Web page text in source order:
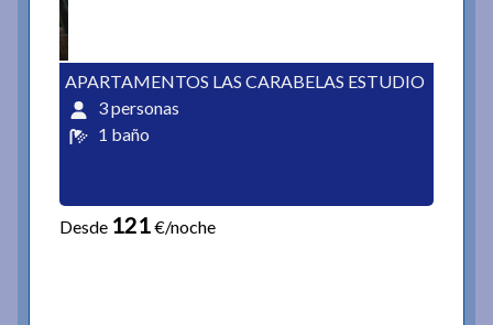
APARTAMENTOS LAS CARABELAS ESTUDIO
3 personas
1 baño
Desde 121€/noche